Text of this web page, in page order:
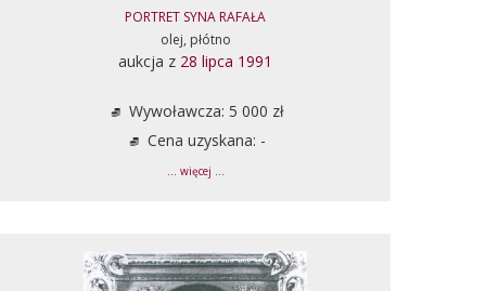
PORTRET SYNA RAFAŁA
olej, płótno
aukcja z 28 lipca 1991
Wywoławcza: 5 000 zł
Cena uzyskana: -
... więcej ...